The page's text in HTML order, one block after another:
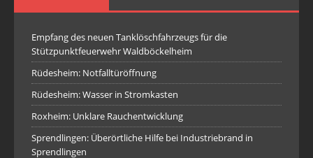
Empfang des neuen Tanklöschfahrzeugs für die
Stützpunktfeuerwehr Waldböckelheim
Rüdesheim: Notfalltüröffnung
Rüdesheim: Wasser in Stromkasten
Roxheim: Unklare Rauchentwicklung
Sprendlingen: Überörtliche Hilfe bei Industriebrand in
Sprendlingen